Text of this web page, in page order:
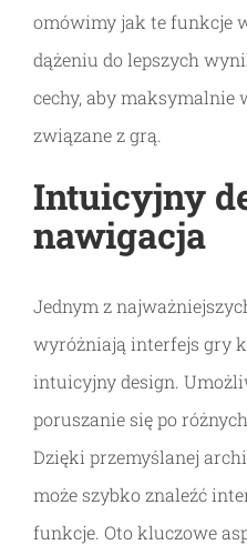
omówimy jak te funkcje
dążeniu do lepszych
cechy, aby maksymalnie
związane z grą.
Intuicyjny
nawigacja
Jednym z
wyróżniają interfejs gry
intuicyjny design.
poruszanie się po
Dzięki przemyślanej
może szybko znaleźć
funkcje. Oto kluczowe